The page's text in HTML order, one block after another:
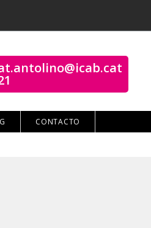
CONTACTO